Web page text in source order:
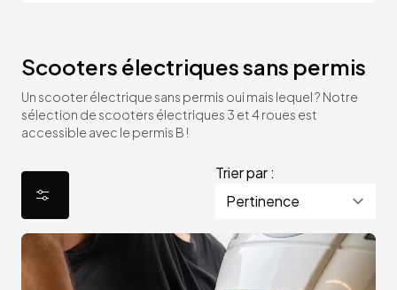
Scooters électriques sans permis
Un scooter électrique sans permis oui mais lequel ? Notre
sélection de scooters électriques 3 et 4 roues est
accessible avec le permis B !
Trier par :